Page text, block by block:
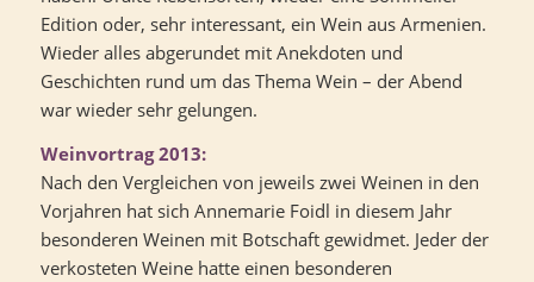
Edition oder, sehr interessant, ein Wein aus Armenien.
Wieder alles abgerundet mit Anekdoten und
Geschichten rund um das Thema Wein – der Abend
war wieder sehr gelungen.
Weinvortrag 2013:
Nach den Vergleichen von jeweils zwei Weinen in den
Vorjahren hat sich Annemarie Foidl in diesem Jahr
besonderen Weinen mit Botschaft gewidmet. Jeder der
verkosteten Weine hatte einen besonderen